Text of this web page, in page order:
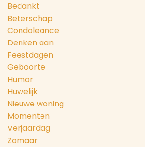
Bedankt
Beterschap
Condoleance
Denken aan
Feestdagen
Geboorte
Humor
Huwelijk
Nieuwe woning
Momenten
Verjaardag
Zomaar